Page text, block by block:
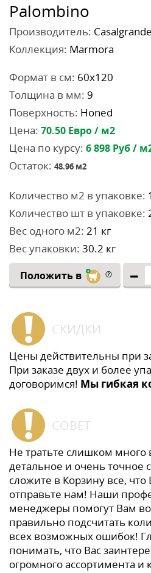
Palombino
Производитель:
Коллекция: Marmora
Формат в см: 60x120
Толщина в мм: 9
Поверхность: Honed
Цена: 70.50 Евро / м2
Цена по курсу: 6 898 Руб /
Остаток: 48.96 м2
Количество м2 в упаковке:
Количество шт в упаковке:
Вес одного м2: 21 кг
Вес упаковки: 30.2 кг
Положить в
СКИДКИ
Цены действительны при
При заказе двух и более
договоримся! Мы гибкая
СОВЕТ
Не тратьте слишком много
детальное и очень точное
сложите в Корзину все,
отправьте нам! Наши
менеджеры помогут Вам во
правильно подсчитать
всех возможных ошибок!
понимать, что Вас
огромного ассортимента и